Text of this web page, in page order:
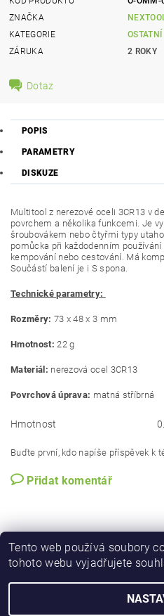
ZNAČKA
KATEGORIE
OSTATNÍ
ZÁRUKA
2 ROKY
Dotaz
POPIS
PARAMETRY
DISKUZE
Multitool z nerezové oceli 3CR13 v
povrchem a několika funkcemi. Je
šroubovákem nebo čtyřmi typy
pomůcka při každodenním
kempování nebo cestování. Má
Součástí balení je i S spona.
Technické parametry:
Rozměry: 73 x 48 x 3 mm
Hmotnost: 22 g
Materiál: nerezová ocel 3CR13
Povrchová úprava: matná stříbrná
Hmotnost
Buďte první, kdo napíše příspěvek k
Přidat komentář
Tento web používá soubory
tohoto webu vyjadřujete